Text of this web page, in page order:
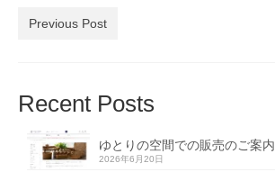
Previous Post
Recent Posts
ゆとりの空間での販売のご案内
2026年6月20日